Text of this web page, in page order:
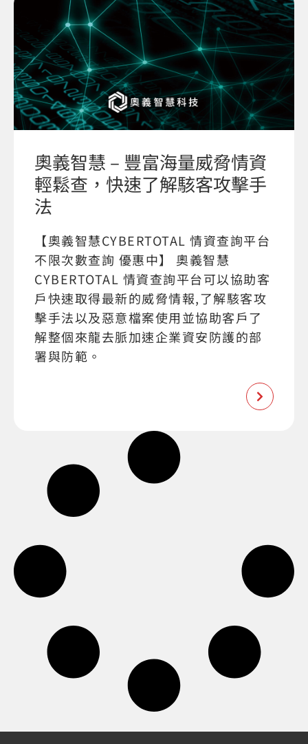
奧義智慧 – 豐富海量威脅情資
輕鬆查，快速了解駭客攻擊手
法
【奧義智慧CYBERTOTAL 情資查詢平台
不限次數查詢 優惠中】 奧義智慧
CYBERTOTAL 情資查詢平台可以協助客
戶快速取得最新的威脅情報,了解駭客攻
擊手法以及惡意檔案使用並協助客戶了
解整個來龍去脈加速企業資安防護的部
署與防範。